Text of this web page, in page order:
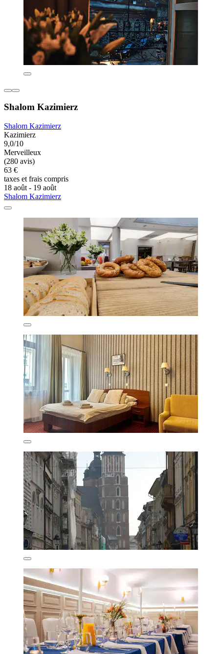
Shalom Kazimierz
Shalom Kazimierz
Kazimierz
9,0/10
Merveilleux
(280 avis)
63 €
taxes et frais compris
18 août - 19 août
Shalom Kazimierz